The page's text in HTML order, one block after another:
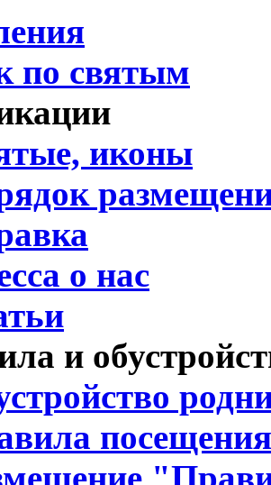
по святым
иконы
о нас
и